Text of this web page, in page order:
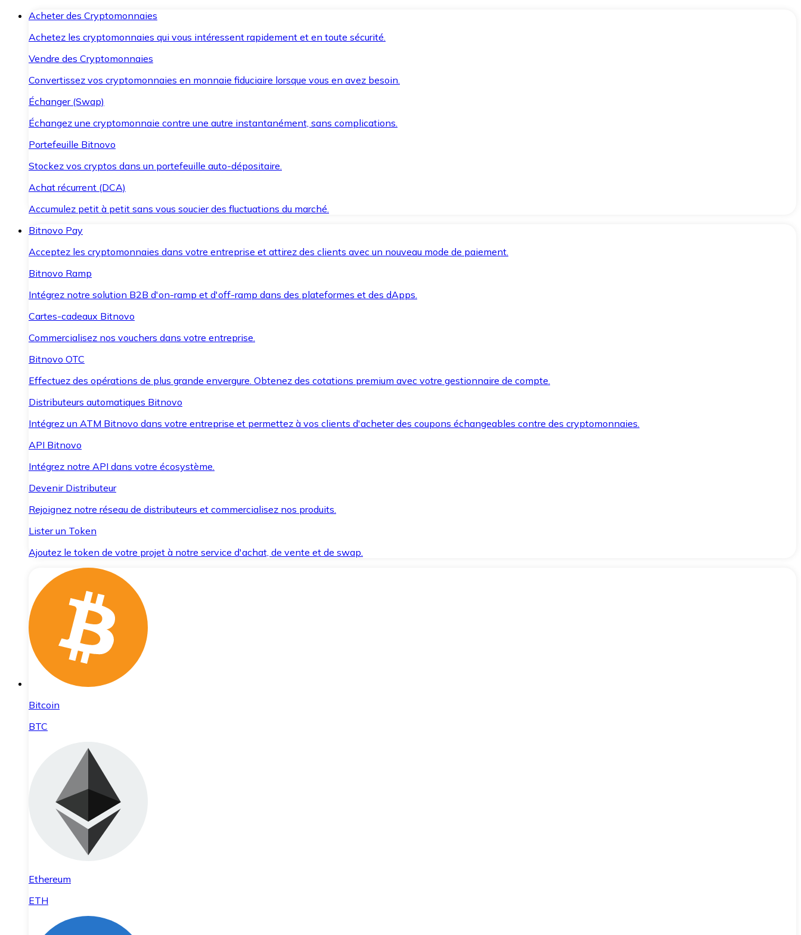
Acheter des Cryptomonnaies
Achetez les cryptomonnaies qui vous intéressent rapidement et en toute sécurité.
Vendre des Cryptomonnaies
Convertissez vos cryptomonnaies en monnaie fiduciaire lorsque vous en avez besoin.
Échanger (Swap)
Échangez une cryptomonnaie contre une autre instantanément, sans complications.
Portefeuille Bitnovo
Stockez vos cryptos dans un portefeuille auto-dépositaire.
Achat récurrent (DCA)
Accumulez petit à petit sans vous soucier des fluctuations du marché.
Bitnovo Pay
Acceptez les cryptomonnaies dans votre entreprise et attirez des clients avec un nouveau mode de paiement.
Bitnovo Ramp
Intégrez notre solution B2B d'on-ramp et d'off-ramp dans des plateformes et des dApps.
Cartes-cadeaux Bitnovo
Commercialisez nos vouchers dans votre entreprise.
Bitnovo OTC
Effectuez des opérations de plus grande envergure. Obtenez des cotations premium avec votre gestionnaire de compte.
Distributeurs automatiques Bitnovo
Intégrez un ATM Bitnovo dans votre entreprise et permettez à vos clients d'acheter des coupons échangeables contre des cryptomonnaies.
API Bitnovo
Intégrez notre API dans votre écosystème.
Devenir Distributeur
Rejoignez notre réseau de distributeurs et commercialisez nos produits.
Lister un Token
Ajoutez le token de votre projet à notre service d'achat, de vente et de swap.
Bitcoin
BTC
Ethereum
ETH